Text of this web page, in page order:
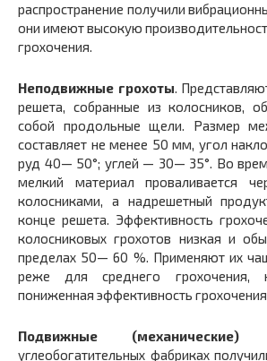
распространение получили
они имеют высокую
грохочения.
Неподвижные грохоты.
решета, собранные из колосников,
собой продольные щели. Размер
составляет не менее 50 мм, угол
руд 40— 50°; углей — 30— 35°. Во
мелкий материал проваливается
колосниками, а надрешетный
конце решета. Эффективность
колосниковых грохотов низкая и
пределах 50— 60 %. Применяют их
реже для среднего грохочения,
пониженная эффективность
Подвижные (механические)
углеобогатительных фабриках